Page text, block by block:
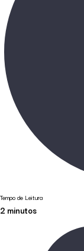
Tempo de Leitura
2 minutos